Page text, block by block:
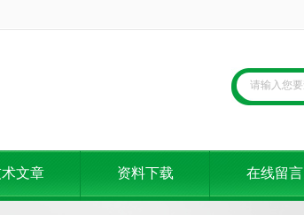
文章 资料下载 在线留言